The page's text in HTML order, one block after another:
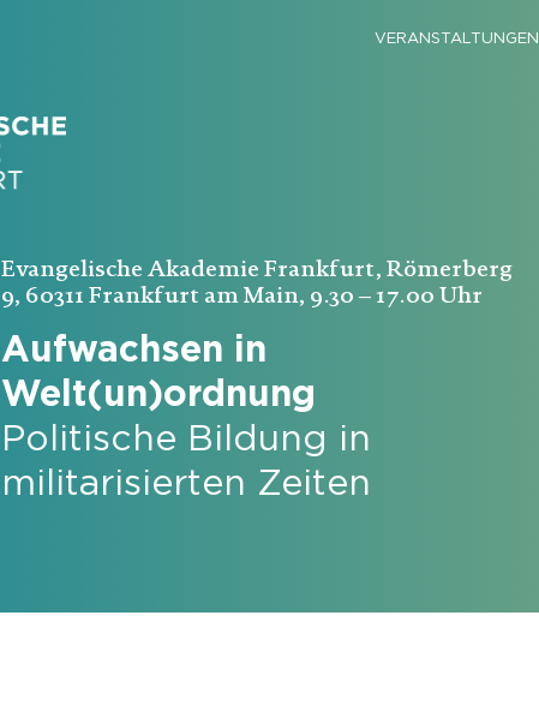
VERANSTALTUNGEN
Evangelische Akademie Frankfurt, Römerberg
9, 60311 Frankfurt am Main, 9.30 – 17.00 Uhr
Aufwachsen in
Welt(un)ordnung
Politische Bildung in
militarisierten Zeiten